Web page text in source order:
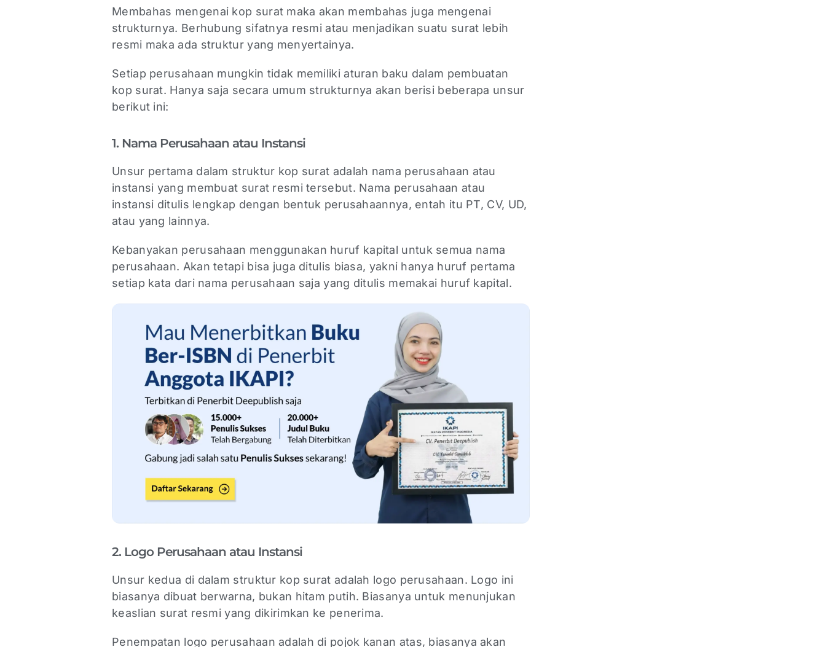
Membahas mengenai kop surat maka akan membahas juga mengenai
strukturnya. Berhubung sifatnya resmi atau menjadikan suatu surat lebih
resmi maka ada struktur yang menyertainya.
Setiap perusahaan mungkin tidak memiliki aturan baku dalam pembuatan
kop surat. Hanya saja secara umum strukturnya akan berisi beberapa unsur
berikut ini:
1. Nama Perusahaan atau Instansi
Unsur pertama dalam struktur kop surat adalah nama perusahaan atau
instansi yang membuat surat resmi tersebut. Nama perusahaan atau
instansi ditulis lengkap dengan bentuk perusahaannya, entah itu PT, CV, UD,
atau yang lainnya.
Kebanyakan perusahaan menggunakan huruf kapital untuk semua nama
perusahaan. Akan tetapi bisa juga ditulis biasa, yakni hanya huruf pertama
setiap kata dari nama perusahaan saja yang ditulis memakai huruf kapital.
2. Logo Perusahaan atau Instansi
Unsur kedua di dalam struktur kop surat adalah logo perusahaan. Logo ini
biasanya dibuat berwarna, bukan hitam putih. Biasanya untuk menunjukan
keaslian surat resmi yang dikirimkan ke penerima.
Penempatan logo perusahaan adalah di pojok kanan atas, biasanya akan